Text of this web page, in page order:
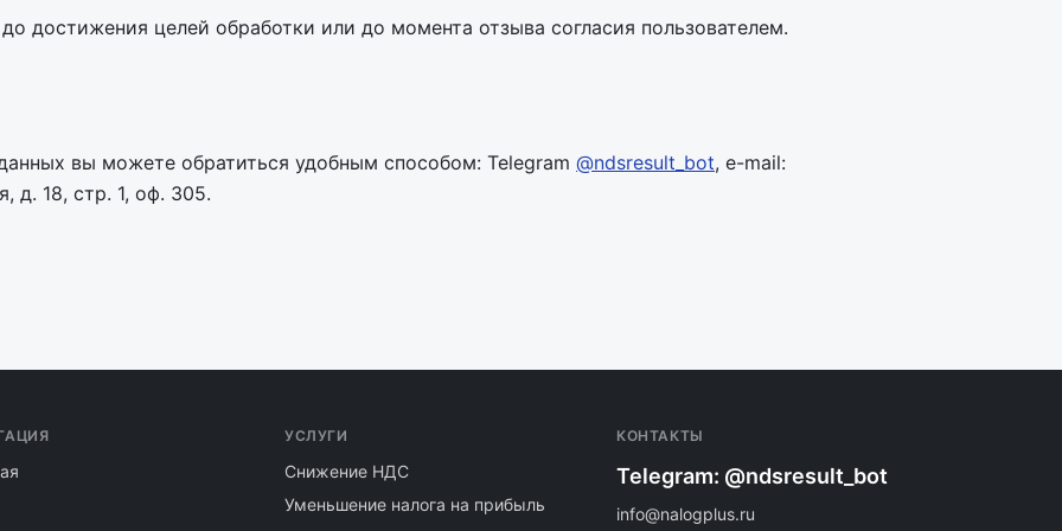
достижения целей обработки или до момента отзыва согласия пользователем.
вы можете обратиться удобным способом: Telegram @ndsresult_bot, e-mail:
д. 18, стр. 1, оф. 305.
УСЛУГИ
Снижение НДС
Уменьшение налога на прибыль
КОНТАКТЫ
Telegram: @ndsresult_bot
info@nalogplus.ru